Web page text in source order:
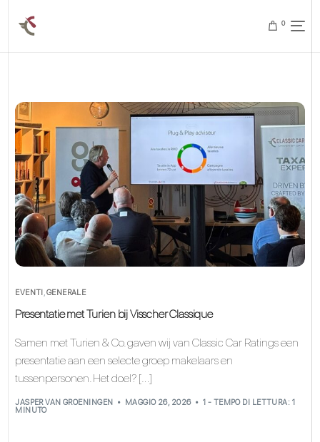
0
EVENTI,GENERALE
Presentatie met Turien bij Visscher Classique
Samen met Turien & Co. gaven wij van Classic Car Ratings een
presentatie aan een selecte groep makelaars en
tussenpersonen. Het doel? […]
JASPER VAN GROENINGEN MAGGIO 26, 2026
1 - TEMPO DI LETTURA: 1
MINUTO